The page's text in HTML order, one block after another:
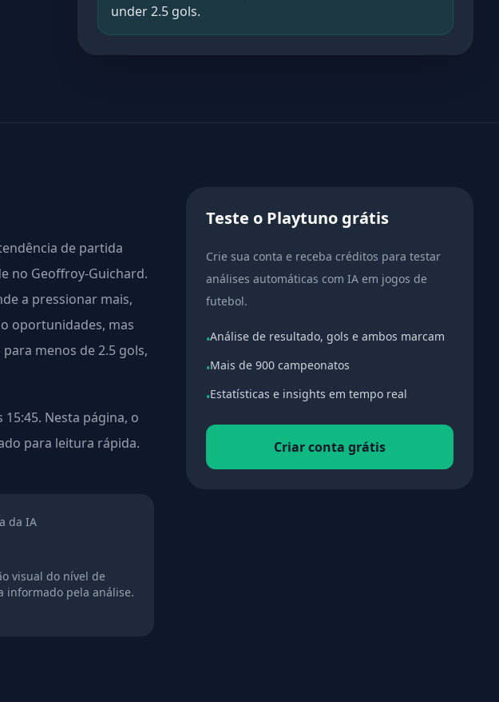
under 2.5 gols.
de partida
no Geoffroy-Guichard.
a pressionar mais,
oportunidades, mas
menos de 2.5 gols,
Nesta página, o
para leitura rápida.
da IA
visual do nível de
informado pela análise.
Teste o Playtuno grátis
Crie sua conta e receba créditos para testar
análises automáticas com IA em jogos de
futebol.
•Análise de resultado, gols e ambos marcam
•Mais de 900 campeonatos
•Estatísticas e insights em tempo real
Criar conta grátis